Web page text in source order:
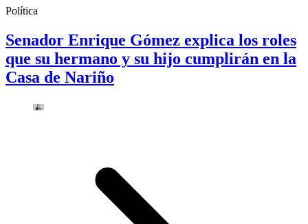
Política
Senador Enrique Gómez explica los roles
que su hermano y su hijo cumplirán en la
Casa de Nariño